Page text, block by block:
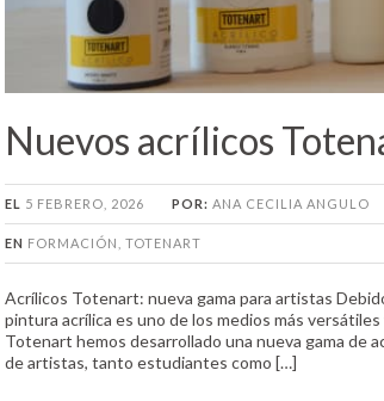
Nuevos acrílicos
EL 5 FEBRERO, 2026 POR: ANA CECILIA ANGULO
EN FORMACIÓN TOTENART
Acrílicos Totenart: nueva gama para artistas
pintura acrílica es uno de los medios más
Totenart hemos desarrollado una nueva gama de
de artistas, tanto estudiantes como […]